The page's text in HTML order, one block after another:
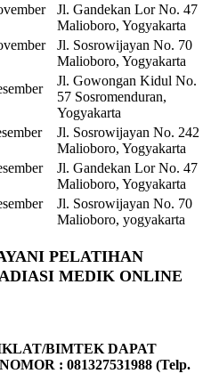
Jl. Gandekan Lor No. 47
Malioboro, Yogyakarta
Jl. Sosrowijayan No. 70
Malioboro, Yogyakarta
Jl. Gowongan Kidul No.
57 Sosromenduran,
Yogyakarta
Jl. Sosrowijayan No. 242
Malioboro, Yogyakarta
Jl. Gandekan Lor No. 47
Malioboro, Yogyakarta
Jl. Sosrowijayan No. 70
Malioboro, yogyakarta
PELATIHAN
MEDIK ONLINE
BIMTEK DAPAT
: 081327531988 (Telp.